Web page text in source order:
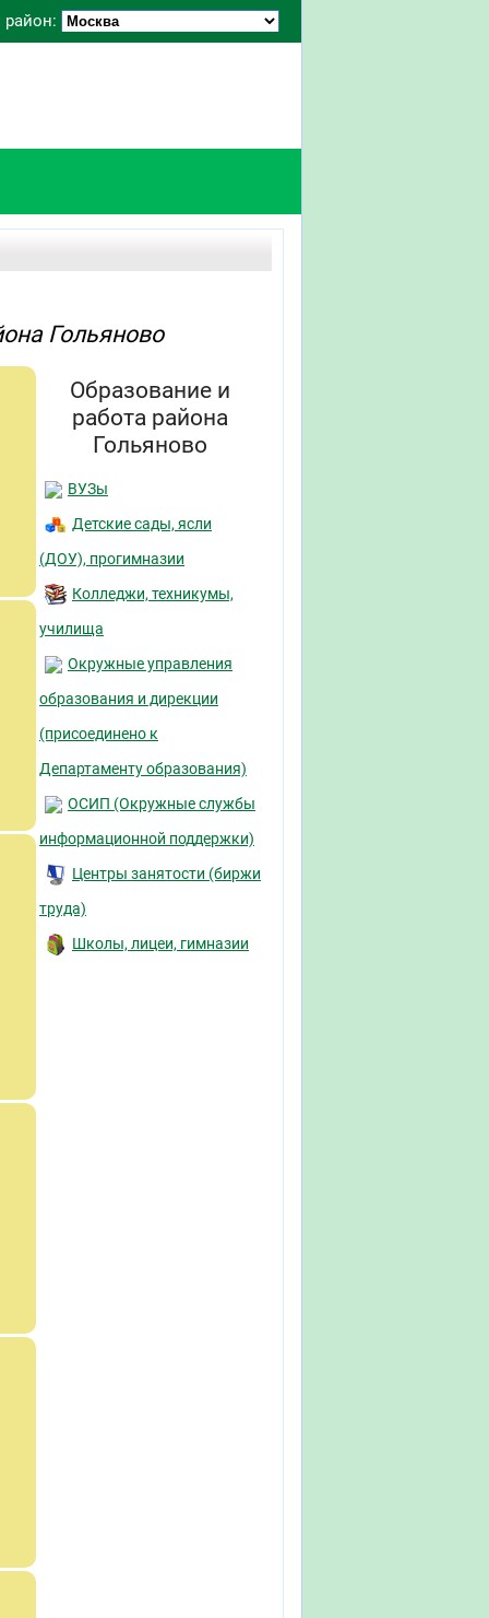
Гольяново
Образование и
работа района
Гольяново
ВУЗы
Детские сады, ясли
(ДОУ), прогимназии
Колледжи, техникумы,
училища
Окружные управления
образования и дирекции
(присоединено к
Департаменту образования)
ОСИП (Окружные службы
информационной поддержки)
Центры занятости (биржи
труда)
Школы, лицеи, гимназии